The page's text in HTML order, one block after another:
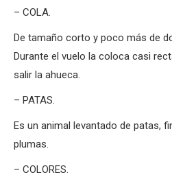
– COLA.
De tamaño corto y poco más de
Durante el vuelo la coloca casi
salir la ahueca.
– PATAS.
Es un animal levantado de patas,
plumas.
– COLORES.